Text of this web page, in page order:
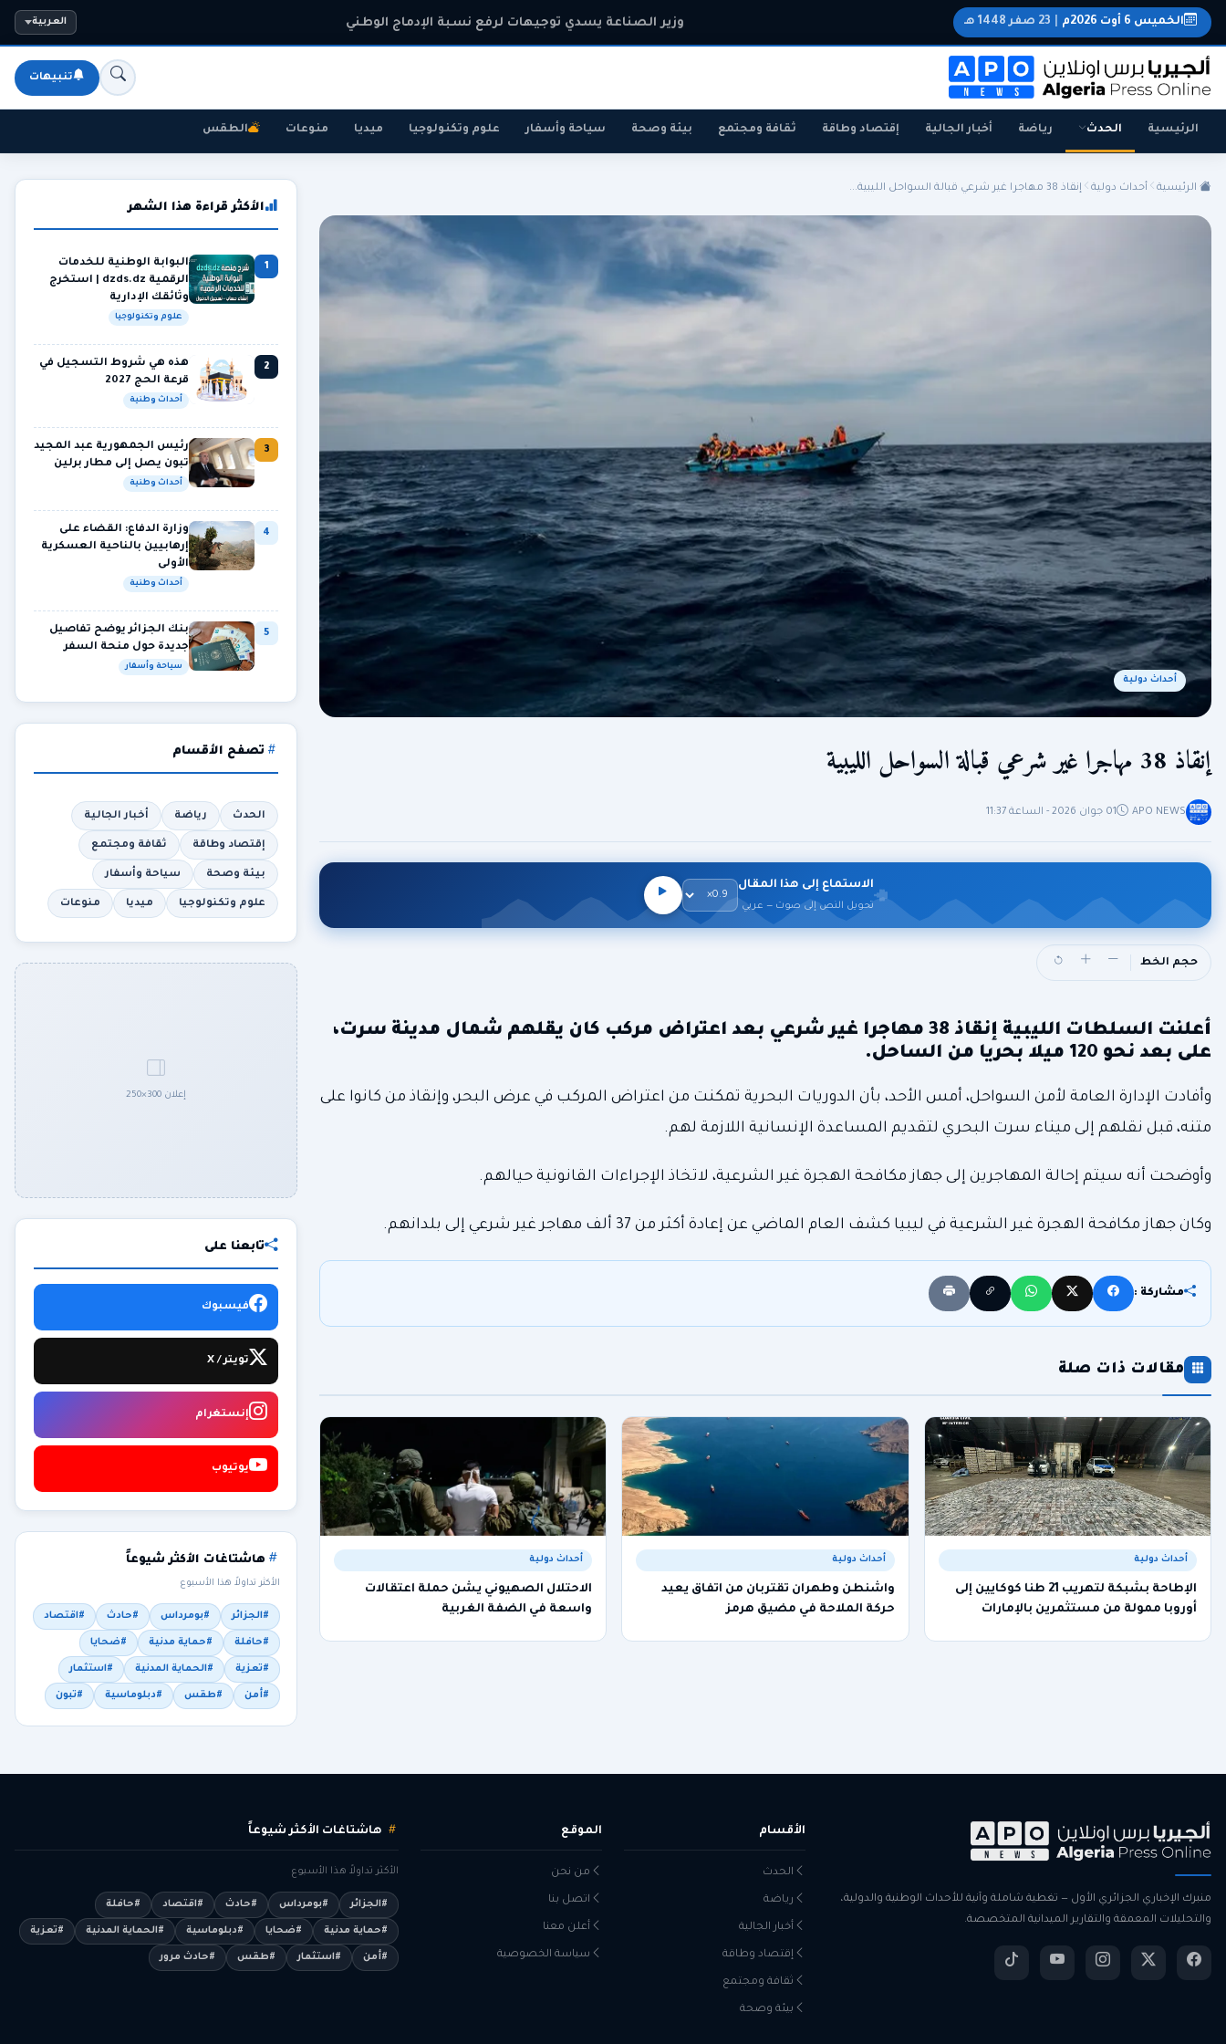
الخميس 6 أوت 2026م 23 صفر 1448 هـ وزير الصناعة يسدي توجيهات لرفع نسبة الإدماج الوطني العربية
تنبيهات
الرئيسية الحدث رياضة أخبار الجالية إقتصاد وطاقة ثقافة ومجتمع بيئة وصحة سياحة وأسفار علوم وتكنولوجيا ميديا منوعات الطقس
الرئيسية أحداث دولية إنقاذ 38 مهاجرا غير شرعي قبالة السواحل الليبية...
أحداث دولية
إنقاذ 38 مهاجرا غير شرعي قبالة السواحل الليبية
APO NEWS 01 جوان 2026 - الساعة 11:37
الاستماع إلى هذا المقال
تحويل النص إلى صوت — عربي
حجم الخط
أعلنت السلطات الليبية إنقاذ 38 مهاجرا غير شرعي بعد اعتراض مركب كان يقلهم شمال مدينة سرت،
على بعد نحو 120 ميلا بحريا من الساحل.
وأفادت الإدارة العامة لأمن السواحل، أمس الأحد، بأن الدوريات البحرية تمكنت من اعتراض المركب في عرض البحر، وإنقاذ من كانوا على
متنه، قبل نقلهم إلى ميناء سرت البحري لتقديم المساعدة الإنسانية اللازمة لهم.
وأوضحت أنه سيتم إحالة المهاجرين إلى جهاز مكافحة الهجرة غير الشرعية، لاتخاذ الإجراءات القانونية حيالهم.
وكان جهاز مكافحة الهجرة غير الشرعية في ليبيا كشف العام الماضي عن إعادة أكثر من 37 ألف مهاجر غير شرعي إلى بلدانهم.
مشاركة :
مقالات ذات صلة
أحداث دولية
الإطاحة بشبكة لتهريب 21 طنا كوكايين إلى
أوروبا ممولة من مستثمرين بالإمارات
أحداث دولية
واشنطن وطهران تقتربان من اتفاق يعيد
حركة الملاحة في مضيق هرمز
أحداث دولية
الاحتلال الصهيوني يشن حملة اعتقالات
واسعة في الضفة الغربية
الأكثر قراءة هذا الشهر
1
البوابة الوطنية للخدمات
الرقمية dzds.dz | استخرج
وثائقك الإدارية
علوم وتكنولوجيا
2
هذه هي شروط التسجيل في
قرعة الحج 2027
أحداث وطنية
3
رئيس الجمهورية عبد المجيد
تبون يصل إلى مطار برلين
أحداث وطنية
4
وزارة الدفاع: القضاء على
إرهابيين بالناحية العسكرية
الأولى
أحداث وطنية
5
بنك الجزائر يوضح تفاصيل
جديدة حول منحة السفر
سياحة وأسفار
تصفح الأقسام
الحدث رياضة أخبار الجالية
إقتصاد وطاقة ثقافة ومجتمع
بيئة وصحة سياحة وأسفار
علوم وتكنولوجيا ميديا منوعات
إعلان 300×250
تابعنا على
فيسبوك
تويتر / X
إنستغرام
يوتيوب
هاشتاغات الأكثر شيوعاً
الأكثر تداولاً هذا الأسبوع
#الجزائر #بومرداس #حادث #اقتصاد
#حافلة #حماية مدنية #ضحايا
#تعزية #الحماية المدنية #استثمار
#أمن #طقس #دبلوماسية #تبون
منبرك الإخباري الجزائري الأول — تغطية شاملة وآنية للأحداث الوطنية والدولية،
والتحليلات المعمقة والتقارير الميدانية المتخصصة.
الأقسام
الحدث
رياضة
أخبار الجالية
إقتصاد وطاقة
ثقافة ومجتمع
بيئة وصحة
الموقع
من نحن
اتصل بنا
أعلن معنا
سياسة الخصوصية
هاشتاغات الأكثر شيوعاً
الأكثر تداولاً هذا الأسبوع
#الجزائر #بومرداس #حادث #اقتصاد #حافلة
#حماية مدنية #ضحايا #دبلوماسية #الحماية المدنية #تعزية
#أمن #استثمار #طقس #حادث مرور